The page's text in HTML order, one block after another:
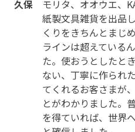
久保 モリタ、オオウエ、
紙製文具雑貨を出品
くりをきちんとまじ
ラインは超えている
た。使おうとしたと
ない、丁寧に作られ
てくれるお客さまが
とがわかりました。
を得ていれば、世界